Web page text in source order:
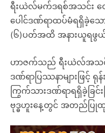
ရီးယဲလ်မက်ဒရစ်အသင်း တ
ပေါင်ဒဏ်ရာထပ်မံရရှိခဲ့သ
(၆)ပတ်အထိ အနားယူရဖွယ်
ဟာဇက်သည် ရီးယဲလ်အသ
ဒဏ်ရာပြဿနာများဖြင့်
ကြွက်သားဒဏ်ရာရရှိခဲ့ခြင်
ဗုဒ္ဓဟူးနေ့တွင် အတည်ပြု